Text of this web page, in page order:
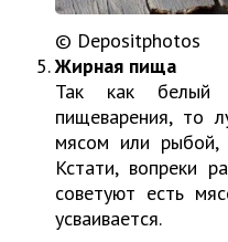
© Depositphotos
Жирная пища
Так как белый
пищеварения, то
мясом или рыбой,
Кстати, вопреки
советуют есть
усваивается.